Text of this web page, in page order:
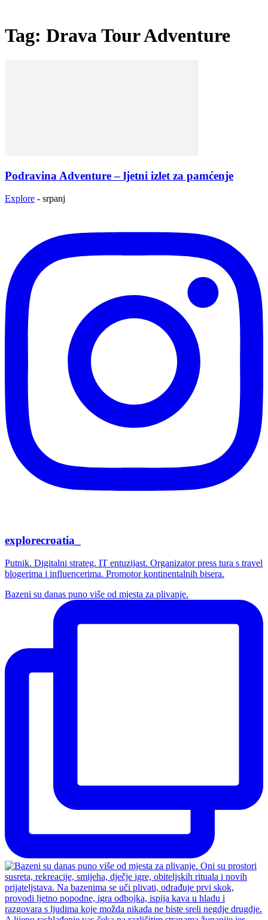
Tag: Drava Tour Adventure
Podravina Adventure – ljetni izlet za pamćenje
Explore - srpanj
explorecroatia_
Putnik. Digitalni strateg. IT entuzijast. Organizator press tura s travel
blogerima i influencerima. Promotor kontinentalnih bisera.
Bazeni su danas puno više od mjesta za plivanje.